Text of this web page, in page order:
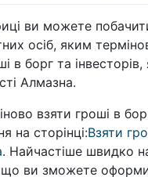
ви можете
осіб, яким
в борг та інвесторів,
Алмазна.
взяти гроші в
на сторінці:Взяти
. Найчастіше швидко
ви зможете